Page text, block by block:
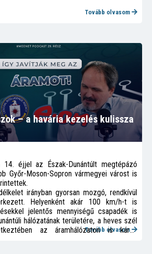
aspektusa – immár lehetségessé, sőt
Tovább olvasom
– a havária kezelés kulissza
éjjel az Észak-Dunántúlt megtépázó
Győr-Moson-Sopron vármegyei várost is
irányban gyorsan mozgó, rendkívül
Helyenként akár 100 km/h-t is
jelentős mennyiségű csapadék is
hálózatának területére, a heves szél
az áramhálózaton is károk
Tovább olvasom